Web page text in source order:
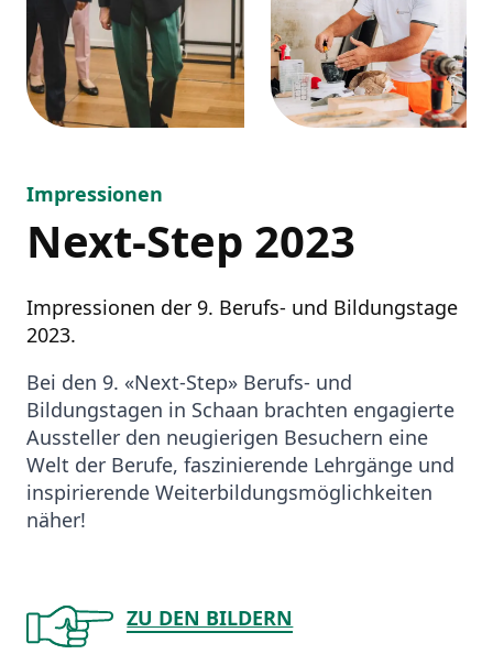
Impressionen
Next-Step 2023
Impressionen der 9. Berufs- und Bildungstage
2023.
Bei den 9. «Next-Step» Berufs- und
Bildungstagen in Schaan brachten engagierte
Aussteller den neugierigen Besuchern eine
Welt der Berufe, faszinierende Lehrgänge und
inspirierende Weiterbildungsmöglichkeiten
näher!
ZU DEN BILDERN